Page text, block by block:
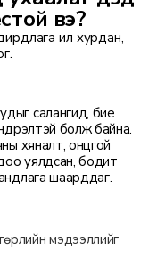
вэ?
илүү хурдан,
салангид, бие
болж байна.
хяналт, онцгой
уялдсан, бодит
шаарддаг.
мэдээллийг